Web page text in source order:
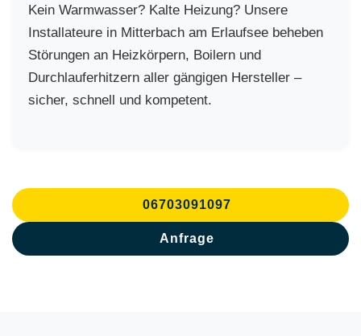
Kein Warmwasser? Kalte Heizung? Unsere
Installateure in Mitterbach am Erlaufsee beheben
Störungen an Heizkörpern, Boilern und
Durchlauferhitzern aller gängigen Hersteller –
sicher, schnell und kompetent.
06703091097
Anfrage